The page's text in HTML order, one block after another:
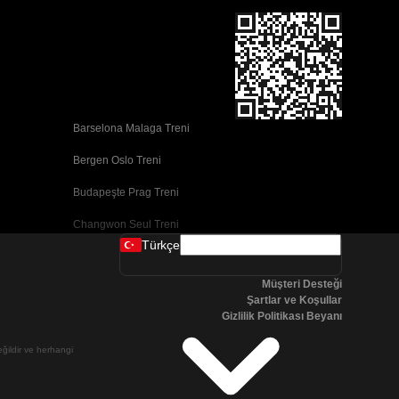
Barselona Malaga Treni
Bergen Oslo Treni
Budapeşte Prag Treni
Changwon Seul Treni
ve herhangi
Türkçe
Müşteri Desteği
Şartlar ve Koşullar
Gizlilik Politikası Beyanı